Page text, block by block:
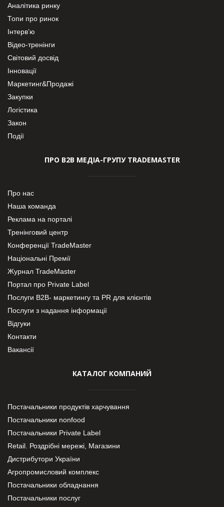
Аналітика ринку
Топи про ринок
Інтерв’ю
Відео-тренінги
Світовий досвід
Інновації
Маркетинг&Продажі
Закупки
Логістика
Закон
Події
ПРО В2В МЕДІА-ГРУПУ TRADEMASTER
Про нас
Наша команда
Реклама на порталі
Тренінговий центр
Конференції TradeMaster
Національні Премії
Журнал TradeMaster
Портал про Private Label
Послуги В2В- маркетингу та PR для клієнтів
Послуги з надання інформації
Відгуки
Контакти
Вакансії
КАТАЛОГ КОМПАНИЙ
Постачальники продуктів харчування
Постачальники nonfood
Постачальники Private Label
Retail. Роздрібні мережі, Магазини
Дистрибутори України
Агропромисловий комплекс
Постачальники обладнання
Постачальники послуг